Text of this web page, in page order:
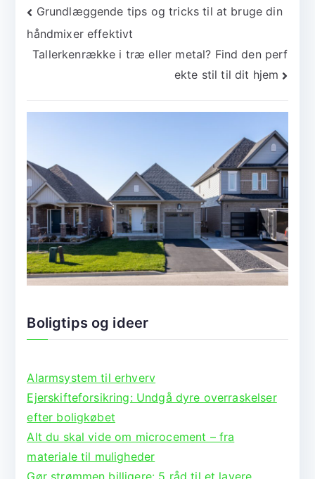
Indlægsnavigation
Grundlæggende tips og tricks til at bruge din
håndmixer effektivt
Tallerkenrække i træ eller metal? Find den perf
ekte stil til dit hjem
Boligtips og ideer
Alarmsystem til erhverv
Ejerskifteforsikring: Undgå dyre overraskelser
efter boligkøbet
Alt du skal vide om microcement – fra
materiale til muligheder